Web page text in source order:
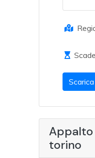
Appalto
torino